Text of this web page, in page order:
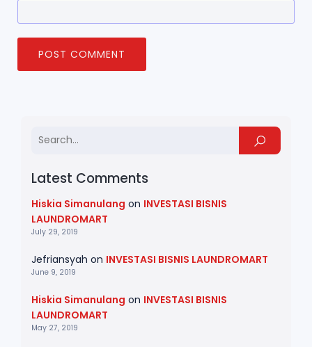
Latest Comments
Hiskia Simanulang on INVESTASI BISNIS
LAUNDROMART
July 29, 2019
Jefriansyah on INVESTASI BISNIS LAUNDROMART
June 9, 2019
Hiskia Simanulang on INVESTASI BISNIS
LAUNDROMART
May 27, 2019